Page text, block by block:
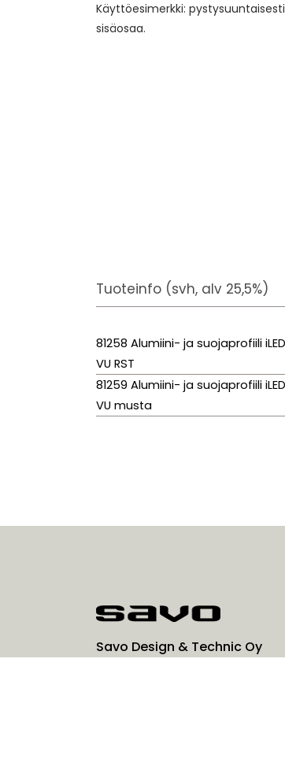
Käyttöesimerkki:
sisäosaa.
Tuoteinfo (svh, alv 25,5%)
81258 Alumiini- ja suojaprofiili
VU RST
81259 Alumiini- ja suojaprofiili
VU musta
Savo Design & Technic Oy
Kisällintie 3, 01730 Vantaa